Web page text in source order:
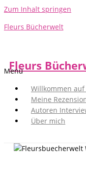
Zum Inhalt springen
Fleurs Bücherwelt
Fleurs
Menü
Willkommen
Meine
Autoren
Über mich